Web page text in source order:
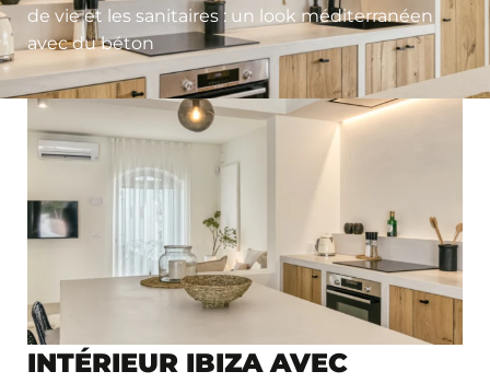
de vie et les sanitaires : un look méditerranéen
avec du béton
INTÉRIEUR IBIZA AVEC